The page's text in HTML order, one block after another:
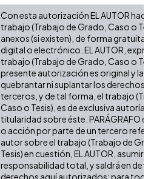
Con esta autorización EL AUTOR
trabajo (Trabajo de Grado, Caso o
anexos (si existen), de forma gratuita
digital o electrónico. EL AUTOR,
trabajo (Trabajo de Grado, Caso o
presente autorización es original y la
quebrantar ni suplantar los derechos
terceros, y de tal forma, el trabajo
Caso o Tesis), es de exclusiva autoría
titularidad sobre éste. PARÁGRAFO
o acción por parte de un tercero
autor sobre el trabajo (Trabajo de
Tesis) en cuestión, EL AUTOR, asumirá
responsabilidad total, y saldrá en
derechos aquí autorizados; para